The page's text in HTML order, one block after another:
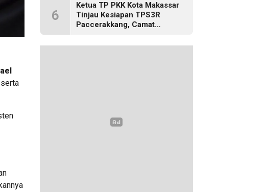
6
Ketua TP PKK Kota Makassar
Tinjau Kesiapan TPS3R
Paccerakkang, Camat